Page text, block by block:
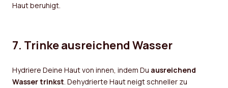
Haut beruhigt.
7. Trinke ausreichend Wasser
Hydriere Deine Haut von innen, indem Du ausreichend
Wasser trinkst. Dehydrierte Haut neigt schneller zu